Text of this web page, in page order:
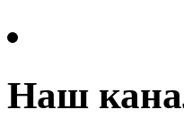
Наш